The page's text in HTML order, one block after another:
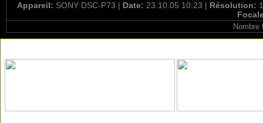
Appareil: SONY DSC-P73 | Date: 23.10.05 10:23 | Résolution: